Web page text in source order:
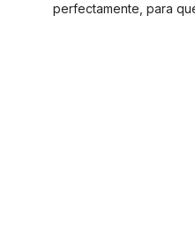
perfectamente, para